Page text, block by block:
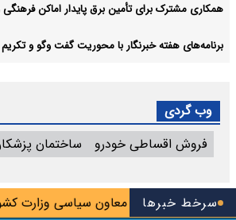
سرخط خبرهامعاون سیاسی وزارت واگذار شد
همکاری مشترک برای تأمین برق پایدار اماکن
برنامه‌های هفته خبرنگار با محوریت گفت وگو و
وب گردی
فروش اقساطی خودرو
ساختمان